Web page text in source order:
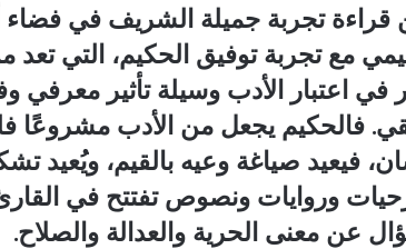
قراءة تجربة جميلة الشريف في
مع تجربة توفيق الحكيم، التي تعد
في اعتبار الأدب وسيلة تأثير معرفي
فالحكيم يجعل من الأدب مشروعًا
فيعيد صياغة وعيه بالقيم، ويُعيد
وروايات ونصوص تفتتح في
عن معنى الحرية والعدالة والصلاح.